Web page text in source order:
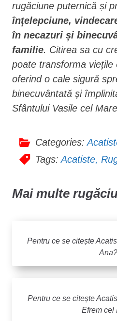
rugăciune puternică și
înțelepciune,
în necazuri și
familie. Citirea sa cu
poate transforma viețile
oferind o cale sigură
binecuvântată și
Sfântului Vasile cel
Categories:
Tags:Acatiste,
Mai multe
Pentru ce se citește
Ana?
Pentru ce se citește
Efrem cel